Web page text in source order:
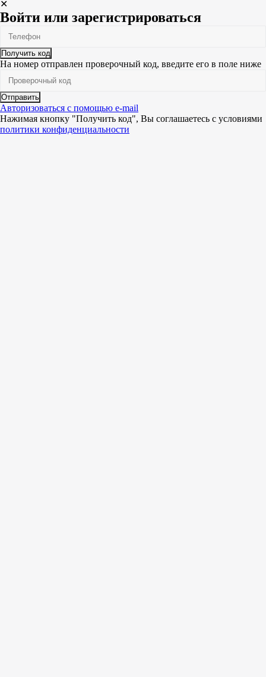
✕
Войти или зарегистрироваться
Получить код
На номер отправлен проверочный код, введите его в поле ниже
Отправить
Авторизоваться с помощью e-mail
Нажимая кнопку "Получить код", Вы соглашаетесь c условиями
политики конфиденциальности